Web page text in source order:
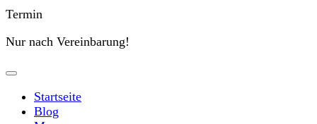
Termin
Nur nach Vereinbarung!
Startseite
Blog